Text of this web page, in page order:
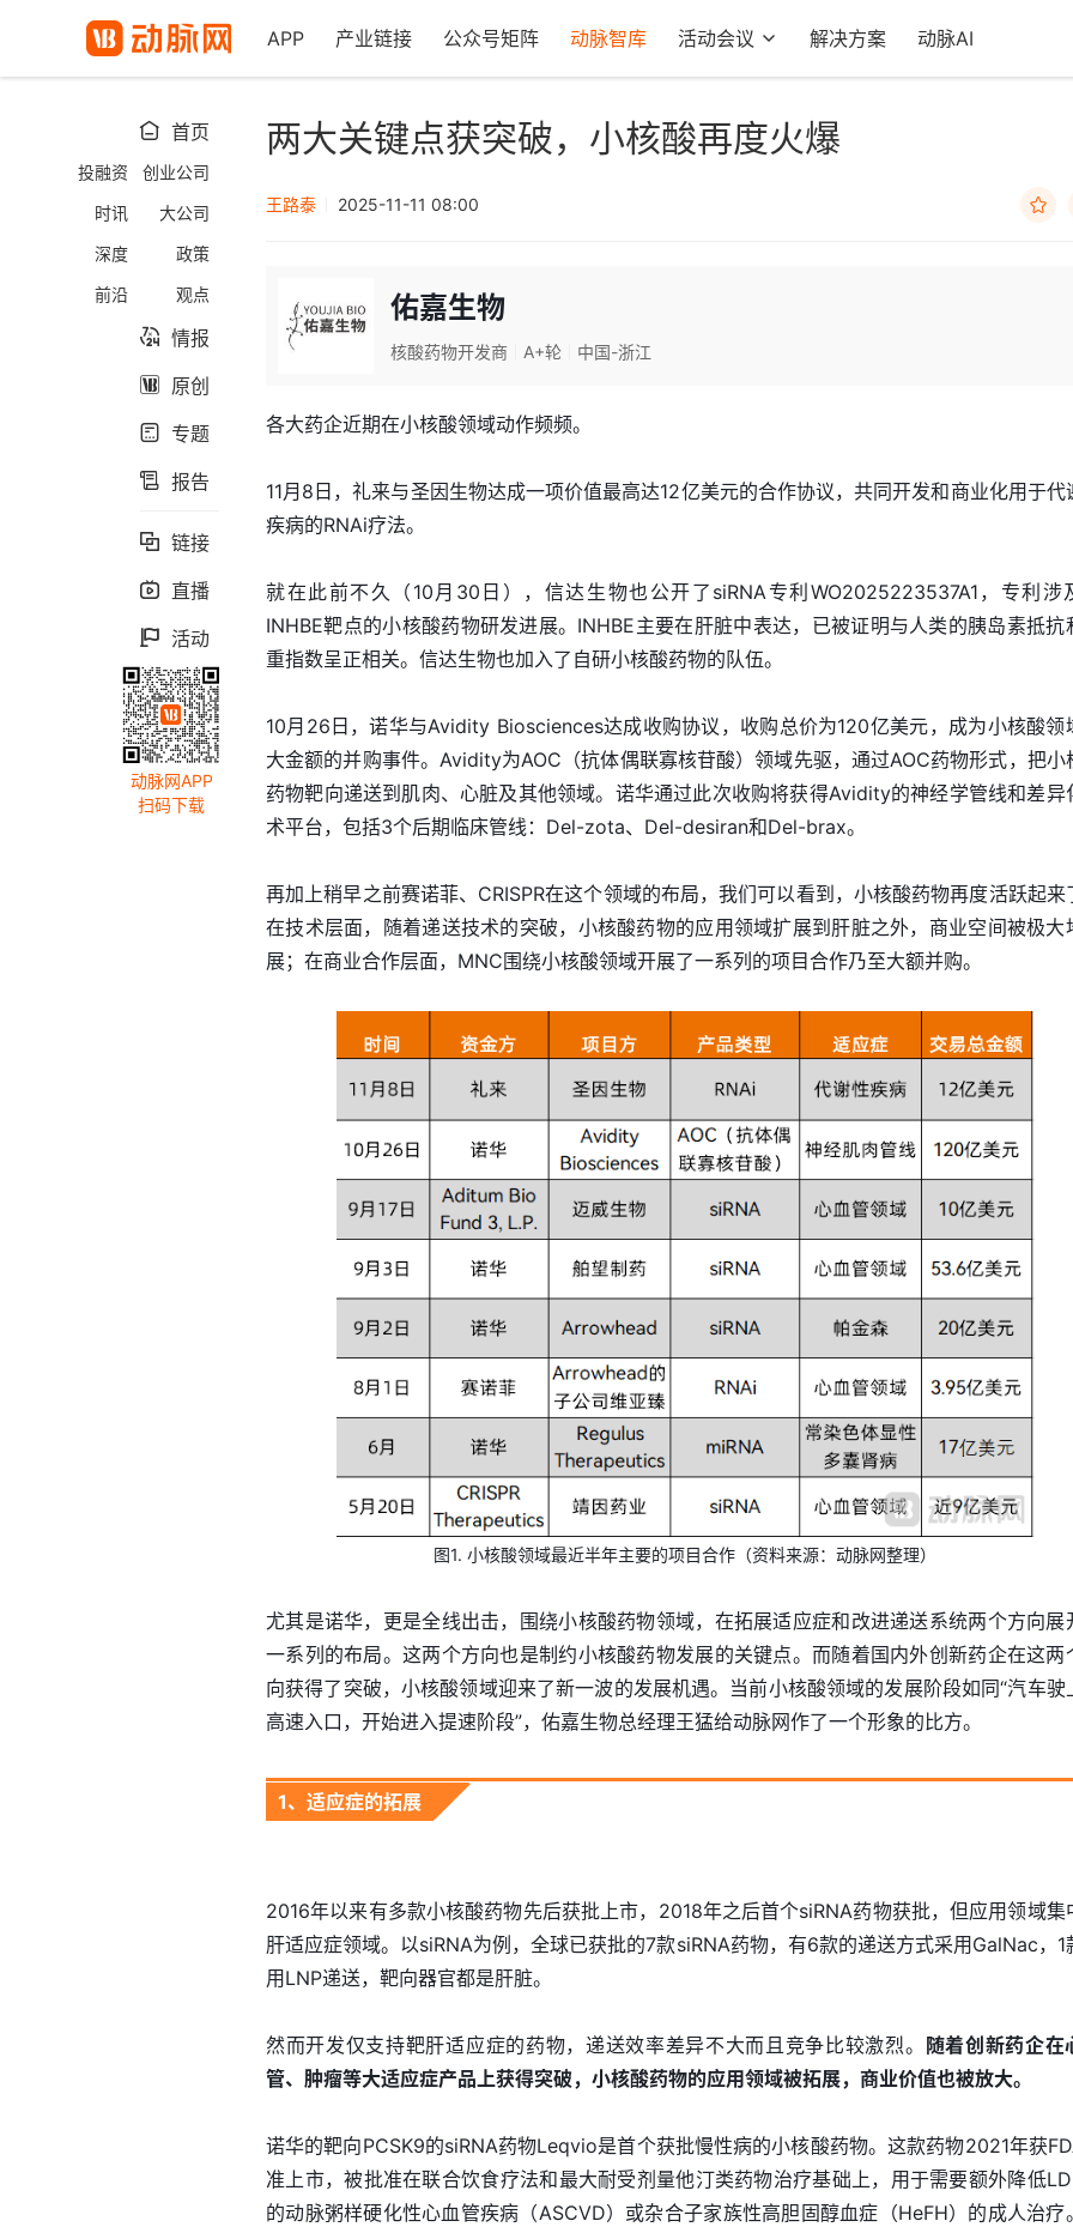
APP 产业链接 公众号矩阵 动脉智库 活动会议 解决方案 动脉AI
 首页
投融资
创业公司
时讯
大公司
深度
政策
前沿
观点
 情报
 原创
 专题
 报告
 链接
 直播
 活动
动脉网APP
扫码下载
两大关键点获突破，小核酸再度火爆
王路泰 2025-11-11 08:00 
佑嘉生物
核酸药物开发商 A+轮 中国-浙江
各大药企近期在小核酸领域动作频频。
11月8日，礼来与圣因生物达成一项价值最高达12亿美元的合作协议，共同开发和商业化用于代
疾病的RNAi疗法。
就在此前不久（10月30日），信达生物也公开了siRNA专利WO2025223537A1，专利涉
INHBE靶点的小核酸药物研发进展。INHBE主要在肝脏中表达，已被证明与人类的胰岛素抵抗
重指数呈正相关。信达生物也加入了自研小核酸药物的队伍。
10月26日，诺华与Avidity Biosciences达成收购协议，收购总价为120亿美元，成为小核酸领
大金额的并购事件。Avidity为AOC（抗体偶联寡核苷酸）领域先驱，通过AOC药物形式，把小
药物靶向递送到肌肉、心脏及其他领域。诺华通过此次收购将获得Avidity的神经学管线和差异
术平台，包括3个后期临床管线：Del-zota、Del-desiran和Del-brax。
再加上稍早之前赛诺菲、CRISPR在这个领域的布局，我们可以看到，小核酸药物再度活跃起来
在技术层面，随着递送技术的突破，小核酸药物的应用领域扩展到肝脏之外，商业空间被极大
展；在商业合作层面，MNC围绕小核酸领域开展了一系列的项目合作乃至大额并购。
图1. 小核酸领域最近半年主要的项目合作（资料来源：动脉网整理）
尤其是诺华，更是全线出击，围绕小核酸药物领域，在拓展适应症和改进递送系统两个方向展
一系列的布局。这两个方向也是制约小核酸药物发展的关键点。而随着国内外创新药企在这两
向获得了突破，小核酸领域迎来了新一波的发展机遇。当前小核酸领域的发展阶段如同“汽车驶
高速入口，开始进入提速阶段”，佑嘉生物总经理王猛给动脉网作了一个形象的比方。
1、适应症的拓展
2016年以来有多款小核酸药物先后获批上市，2018年之后首个siRNA药物获批，但应用领域集
肝适应症领域。以siRNA为例，全球已获批的7款siRNA药物，有6款的递送方式采用GalNac，1
用LNP递送，靶向器官都是肝脏。
然而开发仅支持靶肝适应症的药物，递送效率差异不大而且竞争比较激烈。
随着创新药企在
管、肿瘤等大适应症产品上获得突破，小核酸药物的应用领域被拓展，商业价值也被放大。
诺华的靶向PCSK9的siRNA药物Leqvio是首个获批慢性病的小核酸药物。这款药物2021年获
准上市，被批准在联合饮食疗法和最大耐受剂量他汀类药物治疗基础上，用于需要额外降低
的动脉粥样硬化性心血管疾病（ASCVD）或杂合子家族性高胆固醇血症（HeFH）的成人治疗